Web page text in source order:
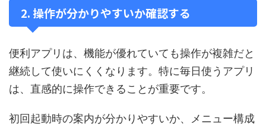
2. 操作が分かりやすいか確認する
便利アプリは、機能が優れていても操作が複雑だと
継続して使いにくくなります。特に毎日使うアプリ
は、直感的に操作できることが重要です。
初回起動時の案内が分かりやすいか、メニュー構成